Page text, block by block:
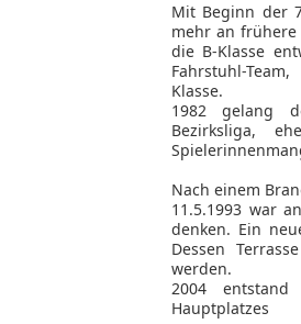
Mit Beginn der
mehr an
die B-Klasse
Fahrstuhl-
Klasse.
1982 gelang
Bezirksliga,
Nach einem
11.5.1993 war
denken. Ein
Dessen
werden.
2004
Hauptplatzes